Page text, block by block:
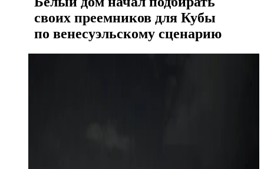
своих преемников для Кубы
по венесуэльскому сценарию